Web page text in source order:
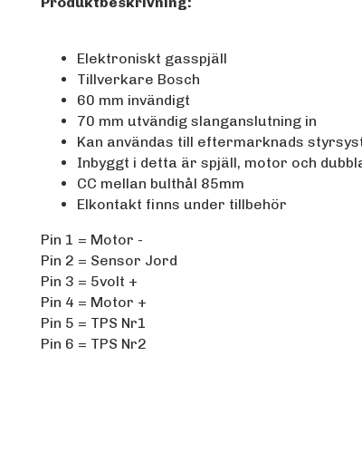
Elektroniskt gasspjäll
Tillverkare Bosch
60 mm invändigt
70 mm utvändig slanganslutning in
Kan användas till eftermarknads
Inbyggt i detta är spjäll, motor och
CC mellan bulthål 85mm
Elkontakt finns under tillbehör
Pin 1 = Motor -
Pin 2 = Sensor Jord
Pin 3 = 5volt +
Pin 4 = Motor +
Pin 5 = TPS Nr1
Pin 6 = TPS Nr2